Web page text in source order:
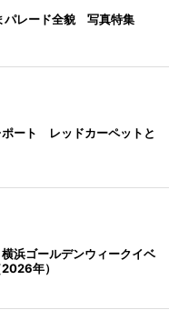
パレード全貌 写真特集
ポート レッドカーペットと
浜ゴールデンウィークイベ
年）